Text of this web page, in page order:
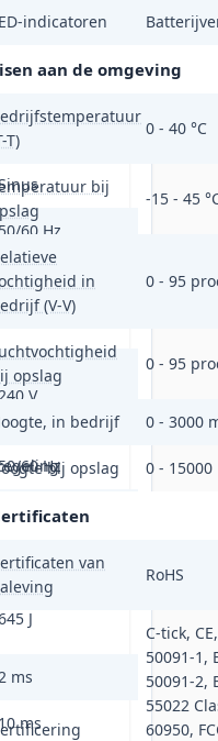
interactive
kVA
W
50/60 Hz
V
240 V
60 Hz
J
ms
ms
indicatoren
aan de omgeving
T)
0 - 40 °C
bij
-15 - 45
in
(V-V)
0 - 95
opslag
0 - 95
in bedrijf 0 - 3000
bij opslag 0 - 15000
van
RoHS
C-tick,
50091-1,
50091-2,
55022
60950,